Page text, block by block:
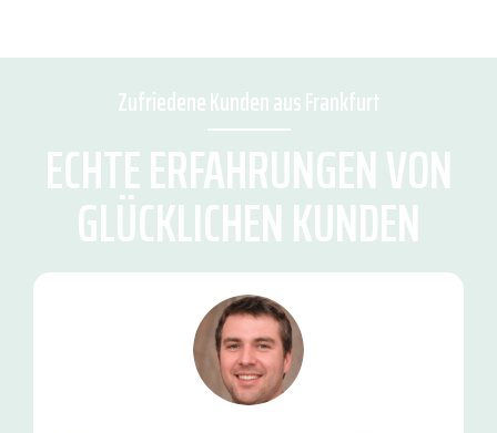
Zufriedene Kunden aus Frankfurt
ECHTE ERFAHRUNGEN VON
GLÜCKLICHEN KUNDEN